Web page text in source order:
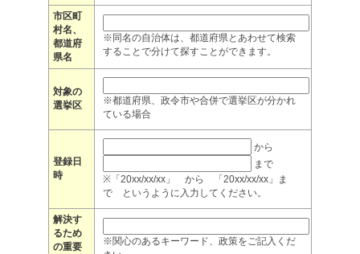
市区町
村名、
都道府
県名
※同名の自治体は、都道府県とあわせて検索
することで分けて探すことができます。
対象の
選挙区
※都道府県、政令市や合併で選挙区が分かれ
ている場合
登録日
時
から
まで
※「20xx/xx/xx」 から 「20xx/xx/xx」ま
で というように入力してください。
解決す
るため
の重要
※関心のあるキーワード、政策をご記入くだ